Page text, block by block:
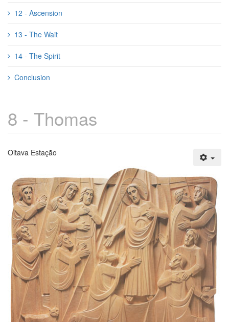
12 - Ascension
13 - The Wait
14 - The Spirit
Conclusion
8 - Thomas
Oitava Estação